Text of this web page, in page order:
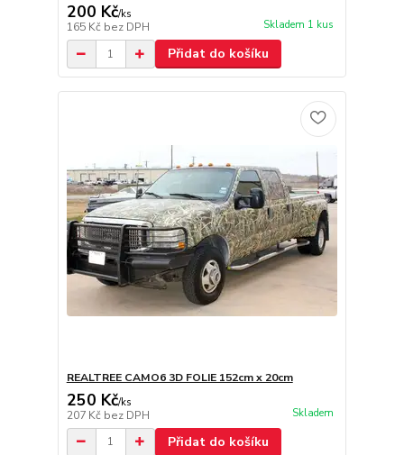
200 Kč/ks
165 Kč bez DPH Skladem 1 kus
Přidat do košíku
REALTREE CAMO6 3D FOLIE 152cm x 20cm
250 Kč/ks
207 Kč bez DPH Skladem
Přidat do košíku